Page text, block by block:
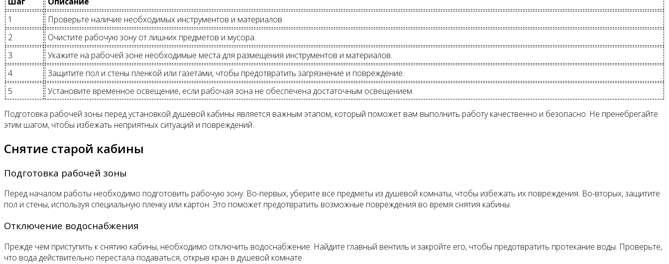
1
Проверьте наличие необходимых инструментов и материалов.
2
Очистите рабочую зону от лишних предметов и мусора.
3
Укажите на рабочей зоне необходимые места для размещения инструментов и материалов.
4
Защитите пол и стены пленкой или газетами, чтобы предотвратить загрязнение и повреждение.
5
Установите временное освещение, если рабочая зона не обеспечена достаточным освещением.
Подготовка рабочей зоны перед установкой душевой кабины является важным этапом, который поможет вам выполнить работу качественно и безопасно. Не пренебрегайте
этим шагом, чтобы избежать неприятных ситуаций и повреждений.
Снятие старой кабины
Подготовка рабочей зоны
Перед началом работы необходимо подготовить рабочую зону. Во-первых, уберите все предметы из душевой комнаты, чтобы избежать их повреждения. Во-вторых, защитите
пол и стены, используя специальную пленку или картон. Это поможет предотвратить возможные повреждения во время снятия кабины.
Отключение водоснабжения
Прежде чем приступить к снятию кабины, необходимо отключить водоснабжение. Найдите главный вентиль и закройте его, чтобы предотвратить протекание воды. Проверьте,
что вода действительно перестала подаваться, открыв кран в душевой комнате.